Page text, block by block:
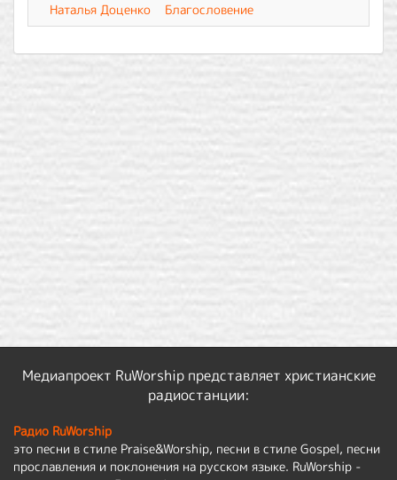
Наталья Доценко
Благословение
Медиапроект RuWorship представляет христианские
радиостанции:
Радио RuWorship
это песни в стиле Praise&Worship, песни в стиле Gospel, песни
прославления и поклонения на русском языке. RuWorship -